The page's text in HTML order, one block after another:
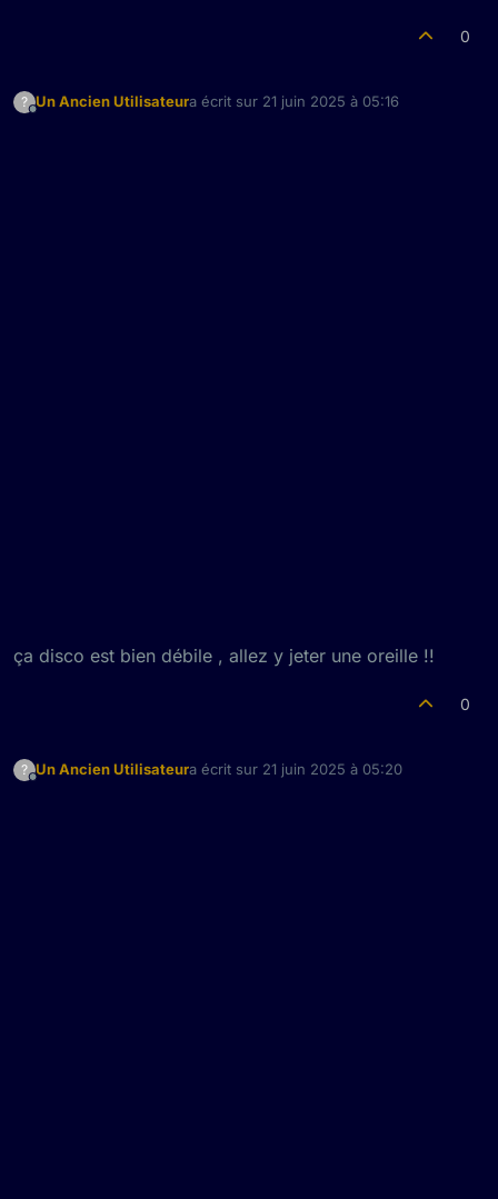
0
? Un Ancien Utilisateura écrit sur 21 juin 2025 à 05:16
dernière édition par
ça disco est bien débile , allez y jeter une oreille !!
0
? Un Ancien Utilisateura écrit sur 21 juin 2025 à 05:20
dernière édition par